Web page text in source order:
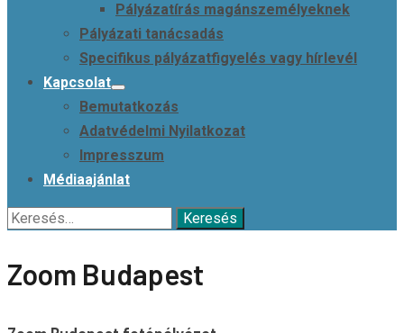
Pályázatírás magánszemélyeknek
Pályázati tanácsadás
Specifikus pályázatfigyelés vagy hírlevél
Kapcsolat
Bemutatkozás
Adatvédelmi Nyilatkozat
Impresszum
Médiaajánlat
Keresés:
Zoom Budapest